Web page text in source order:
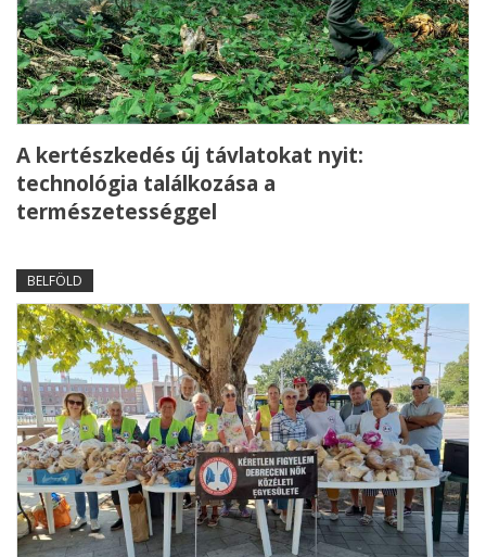
A kertészkedés új távlatokat nyit:
technológia találkozása a
természetességgel
BELFÖLD